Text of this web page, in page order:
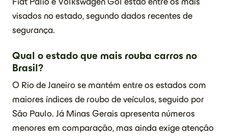
visados no estado, segundo dados recentes de
segurança.
Qual o estado que mais rouba carros no
Brasil?
O Rio de Janeiro se mantém entre os estados com
maiores índices de roubo de veículos, seguido por
São Paulo. Já Minas Gerais apresenta números
menores em comparação, mas ainda exige atenção